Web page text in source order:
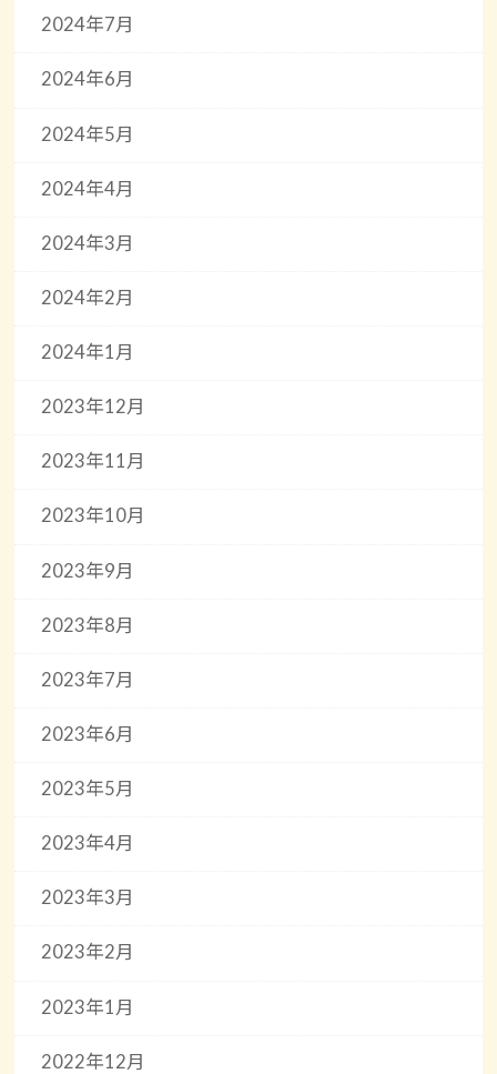
2024年7月
2024年6月
2024年5月
2024年4月
2024年3月
2024年2月
2024年1月
2023年12月
2023年11月
2023年10月
2023年9月
2023年8月
2023年7月
2023年6月
2023年5月
2023年4月
2023年3月
2023年2月
2023年1月
2022年12月